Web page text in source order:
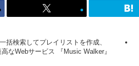
括検索してプレイリストを作成、
なWebサービス 『Music Walker』